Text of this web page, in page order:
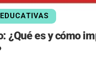
¿Qué es y cómo